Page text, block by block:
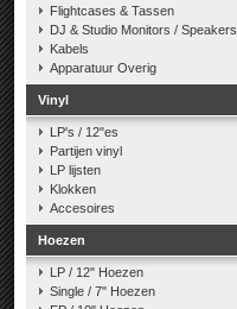
Flightcases & Tassen
DJ & Studio Monitors / Speakers
Kabels
Apparatuur Overig
Vinyl
LP's / 12"es
Partijen vinyl
LP lijsten
Klokken
Accesoires
Hoezen
LP / 12" Hoezen
Single / 7" Hoezen